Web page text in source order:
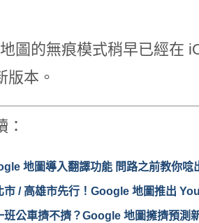
圖的無痕模式稍早已經在
版本。
：
地圖導入翻譯功能 問路之前教你唸
市 / 高雄市先行！Google 地圖推出
班公車擠不擠？Google 地圖擁擠預測